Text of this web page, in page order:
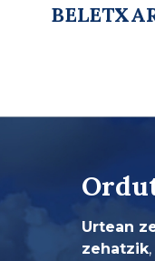
Urtean
zehatzik